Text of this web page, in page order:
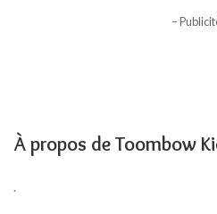
–
À propos de Toombow
.